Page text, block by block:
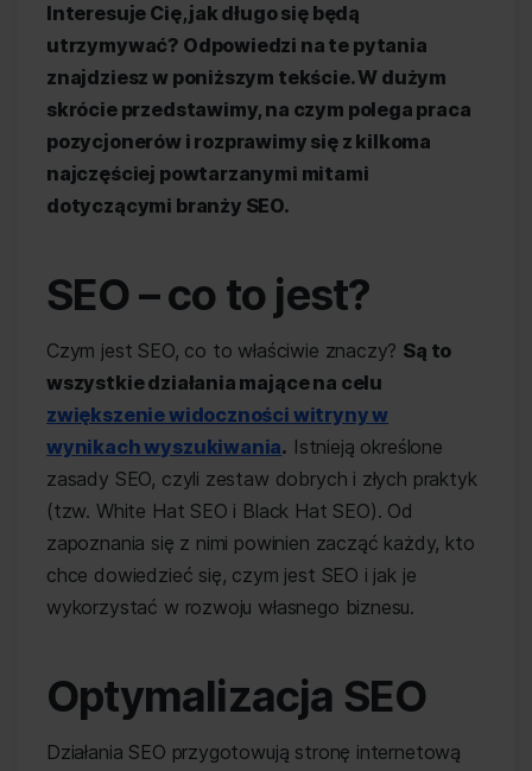
Interesuje Cię, jak długo się będą
utrzymywać? Odpowiedzi na te pytania
znajdziesz w poniższym tekście. W dużym
skrócie przedstawimy, na czym polega praca
pozycjonerów i rozprawimy się z kilkoma
najczęściej powtarzanymi mitami
dotyczącymi branży SEO.
SEO – co to jest?
Czym jest SEO, co to właściwie znaczy? Są to
wszystkie działania mające na celu
zwiększenie widoczności witryny w
wynikach wyszukiwania. Istnieją określone
zasady SEO, czyli zestaw dobrych i złych praktyk
(tzw. White Hat SEO i Black Hat SEO). Od
zapoznania się z nimi powinien zacząć każdy, kto
chce dowiedzieć się, czym jest SEO i jak je
wykorzystać w rozwoju własnego biznesu.
Optymalizacja SEO
Działania SEO przygotowują stronę internetową